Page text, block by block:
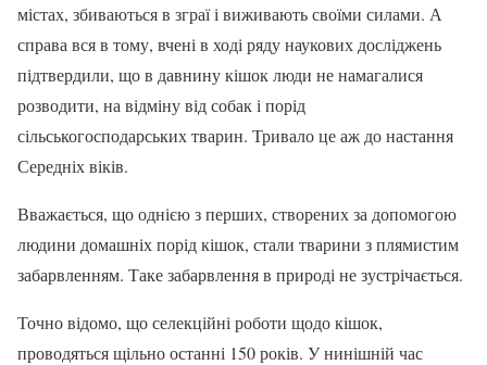
містах, збиваються в зграї і виживають своїми силами. А
справа вся в тому, вчені в ході ряду наукових досліджень
підтвердили, що в давнину кішок люди не намагалися
розводити, на відміну від собак і порід
сільськогосподарських тварин. Тривало це аж до настання
Середніх віків.
Вважається, що однією з перших, створених за допомогою
людини домашніх порід кішок, стали тварини з плямистим
забарвленням. Таке забарвлення в природі не зустрічається.
Точно відомо, що селекційні роботи щодо кішок,
проводяться щільно останні 150 років. У нинішній час